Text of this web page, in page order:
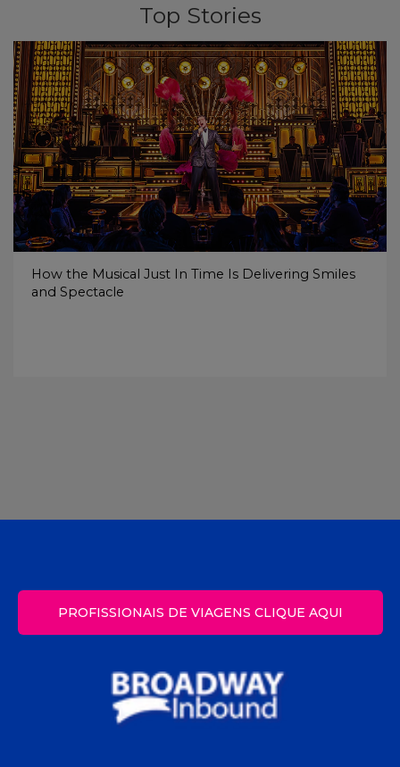
Top Stories
How the Musical Just In Time Is Delivering Smiles
and Spectacle
PROFISSIONAIS DE VIAGENS CLIQUE AQUI